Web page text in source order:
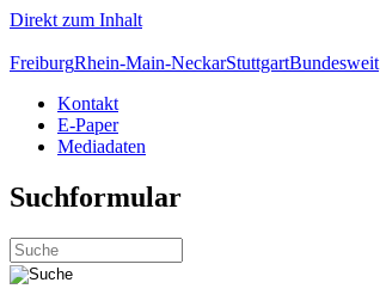
Direkt zum Inhalt
FreiburgRhein-Main-NeckarStuttgartBundesweit
Kontakt
E-Paper
Mediadaten
Suchformular